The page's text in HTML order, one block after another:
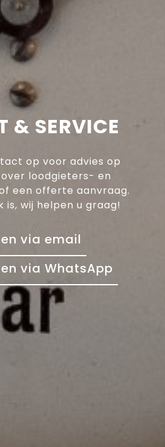
& SERVICE
op voor advies op
loodgieters- en
een offerte aanvraag.
is, wij helpen u graag!
via email
via WhatsApp